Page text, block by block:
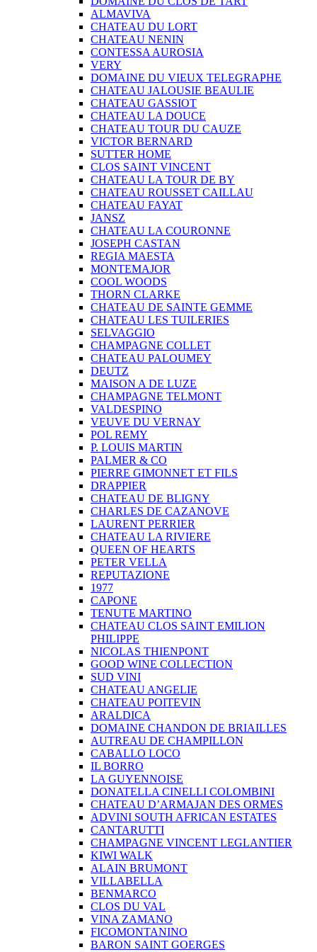
ALMAVIVA
CHATEAU DU LORT
CHATEAU NENIN
CONTESSA AUROSIA
VERY
DOMAINE DU VIEUX TELEGRAPHE
CHATEAU JALOUSIE BEAULIE
CHATEAU GASSIOT
CHATEAU LA DOUCE
CHATEAU TOUR DU CAUZE
VICTOR BERNARD
SUTTER HOME
CLOS SAINT VINCENT
CHATEAU LA TOUR DE BY
CHATEAU ROUSSET CAILLAU
CHATEAU FAYAT
JANSZ
CHATEAU LA COURONNE
JOSEPH CASTAN
REGIA MAESTA
MONTEMAJOR
COOL WOODS
THORN CLARKE
CHATEAU DE SAINTE GEMME
CHATEAU LES TUILERIES
SELVAGGIO
CHAMPAGNE COLLET
CHATEAU PALOUMEY
DEUTZ
MAISON A DE LUZE
CHAMPAGNE TELMONT
VALDESPINO
VEUVE DU VERNAY
POL REMY
P. LOUIS MARTIN
PALMER & CO
PIERRE GIMONNET ET FILS
DRAPPIER
CHATEAU DE BLIGNY
CHARLES DE CAZANOVE
LAURENT PERRIER
CHATEAU LA RIVIERE
QUEEN OF HEARTS
PETER VELLA
REPUTAZIONE
1977
CAPONE
TENUTE MARTINO
CHATEAU CLOS SAINT EMILION
PHILIPPE
NICOLAS THIENPONT
GOOD WINE COLLECTION
SUD VINI
CHATEAU ANGELIE
CHATEAU POITEVIN
ARALDICA
DOMAINE CHANDON DE BRIAILLES
AUTREAU DE CHAMPILLON
CABALLO LOCO
IL BORRO
LA GUYENNOISE
DONATELLA CINELLI COLOMBINI
CHATEAU D’ARMAJAN DES ORMES
ADVINI SOUTH AFRICAN ESTATES
CANTARUTTI
CHAMPAGNE VINCENT LEGLANTIER
KIWI WALK
ALAIN BRUMONT
VILLABELLA
BENMARCO
CLOS DU VAL
VINA ZAMANO
FICOMONTANINO
BARON SAINT GOERGES